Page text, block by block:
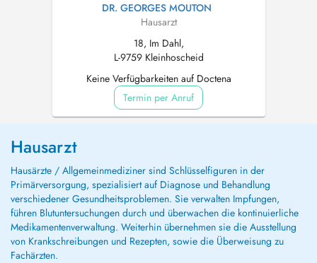
DR. GEORGES MOUTON
Hausarzt
18, Im Dahl,
L-9759 Kleinhoscheid
Keine Verfügbarkeiten auf Doctena
Termin per Anruf
Hausarzt
Hausärzte / Allgemeinmediziner sind Schlüsselfiguren in der
Primärversorgung, spezialisiert auf Diagnose und Behandlung
verschiedener Gesundheitsproblemen. Sie verwalten Impfungen,
führen Blutuntersuchungen durch und überwachen die kontinuierliche
Medikamentenverwaltung. Weiterhin übernehmen sie die Ausstellung
von Krankschreibungen und Rezepten, sowie die Überweisung zu
Fachärzten.